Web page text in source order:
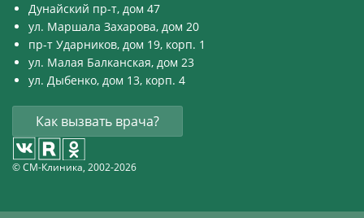
Дунайский пр-т, дом 47
ул. Маршала Захарова, дом 20
пр-т Ударников, дом 19, корп. 1
ул. Малая Балканская, дом 23
ул. Дыбенко, дом 13, корп. 4
Как вызвать врача?
© СМ-Клиника, 2002-2026